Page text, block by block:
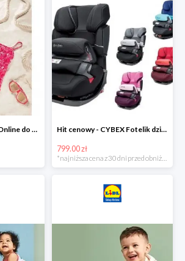
Czas na plażę w Lidlu Online do -20% Hit cenowy - CYBEX Fotelik dziecięcy samochodowy Pallasfix grupa I-III, 9-36 kg
799.00 zł